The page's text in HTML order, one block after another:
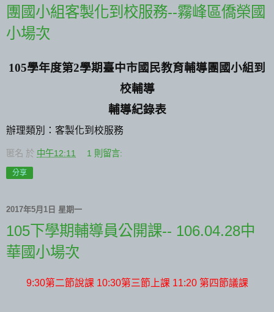
團國小組客製化到校服務--霧峰區僑榮國
小場次
105學年度第2學期臺中市國民教育輔導團國小組到
校輔導
輔導紀錄表
辦理類別：客製化到校服務
匿名 於 中午12:11 1 則留言:
分享
2017年5月1日 星期一
105下學期輔導員公開課-- 106.04.28中
華國小場次
9:30第二節說課 10:30第三節上課 11:20 第四節議課